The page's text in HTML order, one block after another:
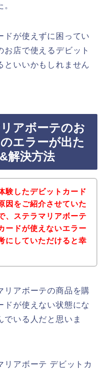
ドが使えずに困ってい
お店で使えるデビット
といいかもしれません
アボーテのお
エラーが出た
解決方法
験したデビットカード
因をご紹介させていた
、ステラマリアボーテ
ードが使えないエラー
にしていただけると幸
リアボーテの商品を購
ドが使えない状態にな
でいる人だと思いま
リアボーテ デビットカ